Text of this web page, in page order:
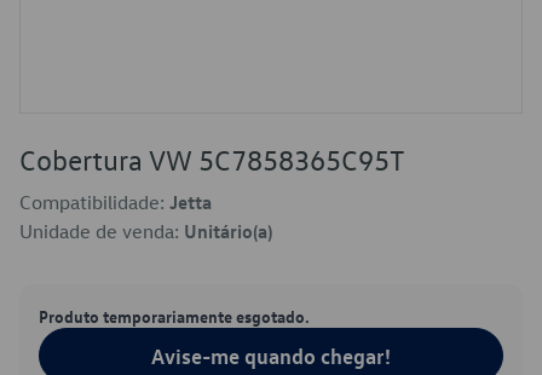
Cobertura VW 5C7858365C95T
Compatibilidade: Jetta
Unidade de venda: Unitário(a)
Produto temporariamente esgotado.
Avise-me quando chegar!